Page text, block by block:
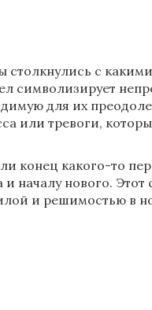
столкнулись с
символизирует
для их
или тревоги,
конец какого-то
началу нового. Этот
и решимостью в